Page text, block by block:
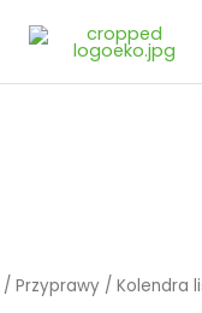
/Przyprawy / Kolendra